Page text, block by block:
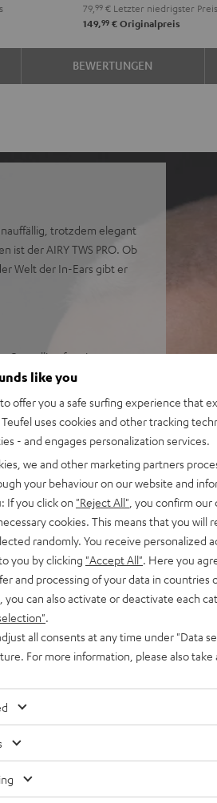
79, 99€Letzter niedrigster Preis
149,99€Originalpreis
BEWERTUNGEN
trotzdem elegant
ist der AIRY TWS PRO. Ob
Welt der In-Ears gibt er
Cancelling für eine
um
von Spotify,
übertragen
für extra weiten
und starkem, präzisem
mit ANC, über 7
für viele Funktionen am
windigen, lauten
Zoom, Google Meet,
auf iOS, Android sowie
antibakteriellem Silikon,
Pausieren der
like you
offer you a safe surfing experience that
uses cookies and other tracking
- and engages personalization services.
we and other marketing partners
your behaviour on our website and
If you click on "Reject All" , you confirm
cookies. This means that you
randomly. You receive personalized
you by clicking "Accept All" . Here you
and processing of your data in countries
you can also activate or deactivate each
all consents at any time under "Data
For more information, please also take